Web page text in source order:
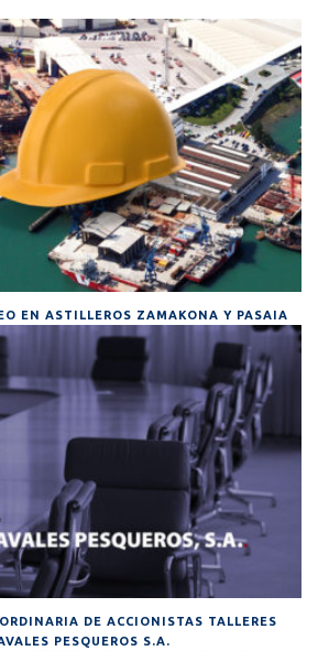
EN ASTILLEROS ZAMAKONA Y PASAIA
DE ACCIONISTAS TALLERES
PESQUEROS S.A.